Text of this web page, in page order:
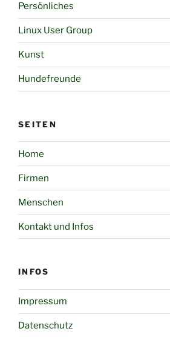
Persönliches
Linux User Group
Kunst
Hundefreunde
SEITEN
Home
Firmen
Menschen
Kontakt und Infos
INFOS
Impressum
Datenschutz